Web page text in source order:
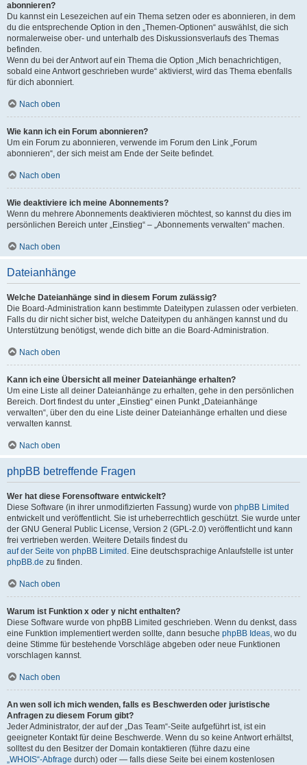
abonnieren?
Du kannst ein Lesezeichen auf ein Thema setzen oder es abonnieren, in dem
du die entsprechende Option in den „Themen-Optionen“ auswählst, die sich
normalerweise ober- und unterhalb des Diskussionsverlaufs des Themas
befinden.
Wenn du bei der Antwort auf ein Thema die Option „Mich benachrichtigen,
sobald eine Antwort geschrieben wurde“ aktivierst, wird das Thema ebenfalls
für dich abonniert.
Nach oben
Wie kann ich ein Forum abonnieren?
Um ein Forum zu abonnieren, verwende im Forum den Link „Forum
abonnieren“, der sich meist am Ende der Seite befindet.
Nach oben
Wie deaktiviere ich meine Abonnements?
Wenn du mehrere Abonnements deaktivieren möchtest, so kannst du dies im
persönlichen Bereich unter „Einstieg“ – „Abonnements verwalten“ machen.
Nach oben
Dateianhänge
Welche Dateianhänge sind in diesem Forum zulässig?
Die Board-Administration kann bestimmte Dateitypen zulassen oder verbieten.
Falls du dir nicht sicher bist, welche Dateitypen du anhängen kannst und du
Unterstützung benötigst, wende dich bitte an die Board-Administration.
Nach oben
Kann ich eine Übersicht all meiner Dateianhänge erhalten?
Um eine Liste all deiner Dateianhänge zu erhalten, gehe in den persönlichen
Bereich. Dort findest du unter „Einstieg“ einen Punkt „Dateianhänge
verwalten“, über den du eine Liste deiner Dateianhänge erhalten und diese
verwalten kannst.
Nach oben
phpBB betreffende Fragen
Wer hat diese Forensoftware entwickelt?
Diese Software (in ihrer unmodifizierten Fassung) wurde von phpBB Limited
entwickelt und veröffentlicht. Sie ist urheberrechtlich geschützt. Sie wurde unter
der GNU General Public License, Version 2 (GPL-2.0) veröffentlicht und kann
frei vertrieben werden. Weitere Details findest du
auf der Seite von phpBB Limited . Eine deutschsprachige Anlaufstelle ist unter
phpBB.de zu finden.
Nach oben
Warum ist Funktion x oder y nicht enthalten?
Diese Software wurde von phpBB Limited geschrieben. Wenn du denkst, dass
eine Funktion implementiert werden sollte, dann besuche phpBB Ideas, wo du
deine Stimme für bestehende Vorschläge abgeben oder neue Funktionen
vorschlagen kannst.
Nach oben
An wen soll ich mich wenden, falls es Beschwerden oder juristische
Anfragen zu diesem Forum gibt?
Jeder Administrator, der auf der „Das Team“-Seite aufgeführt ist, ist ein
geeigneter Kontakt für deine Beschwerde. Wenn du so keine Antwort erhältst,
solltest du den Besitzer der Domain kontaktieren (führe dazu eine
„WHOIS“-Abfrage durch) oder — falls diese Seite bei einem kostenlosen